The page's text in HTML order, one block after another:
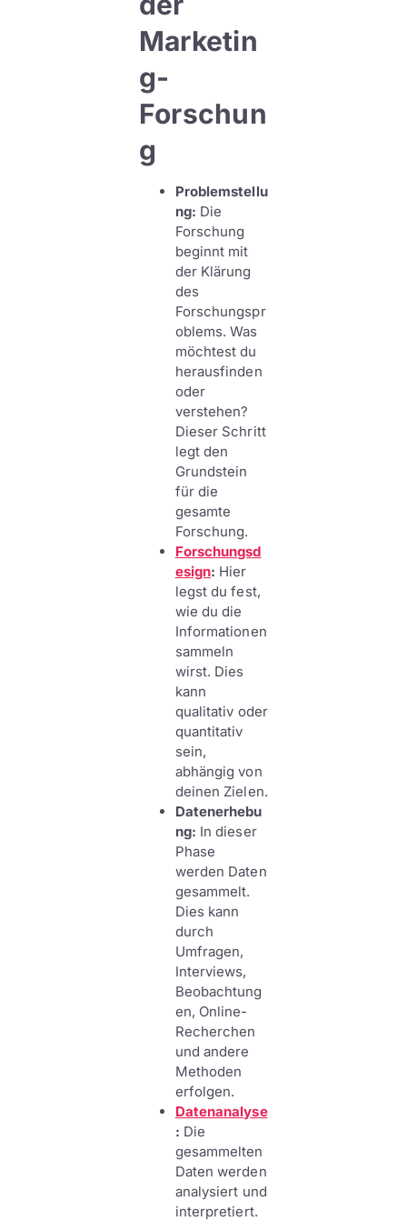
Marketin
g-
Forschun
g
Problemstellu
ng: Die
Forschung
beginnt mit
der Klärung
des
Forschungspr
oblems. Was
möchtest du
herausfinden
oder
verstehen?
Dieser Schritt
legt den
Grundstein
für die
gesamte
Forschung.
Forschungsd
esign: Hier
legst du fest,
wie du die
Informationen
sammeln
wirst. Dies
kann
qualitativ oder
quantitativ
sein,
abhängig von
deinen Zielen.
Datenerhebu
ng: In dieser
Phase
werden Daten
gesammelt.
Dies kann
durch
Umfragen,
Interviews,
Beobachtung
en, Online-
Recherchen
und andere
Methoden
erfolgen.
Datenanalyse
: Die
gesammelten
Daten werden
analysiert und
interpretiert.